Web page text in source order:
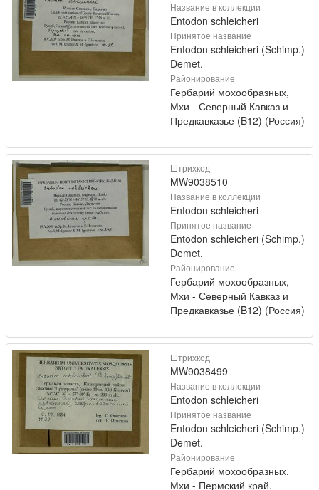
Название в коллекции
Entodon schleicheri
Принятое название
Entodon schleicheri (Schimp.)
Demet.
Районирование
Гербарий мохообразных,
Мхи - Северный Кавказ и
Предкавказье (B12) (Россия)
Штрихкод
MW9038510
Название в коллекции
Entodon schleicheri
Принятое название
Entodon schleicheri (Schimp.)
Demet.
Районирование
Гербарий мохообразных,
Мхи - Северный Кавказ и
Предкавказье (B12) (Россия)
Штрихкод
MW9038499
Название в коллекции
Entodon schleicheri
Принятое название
Entodon schleicheri (Schimp.)
Demet.
Районирование
Гербарий мохообразных,
Мхи - Пермский край,